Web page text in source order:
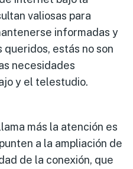
valiosas para
informadas y
estás no son
necesidades
y el telestudio.
más la atención es
a la ampliación de
de la conexión, que